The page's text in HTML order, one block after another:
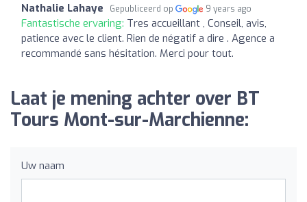
Nathalie Lahaye Gepubliceerd op 9 years ago
Fantastische ervaring: Tres accueillant , Conseil, avis,
patience avec le client. Rien de négatif a dire . Agence a
recommandé sans hésitation. Merci pour tout.
Laat je mening achter over BT
Tours Mont-sur-Marchienne:
Uw naam